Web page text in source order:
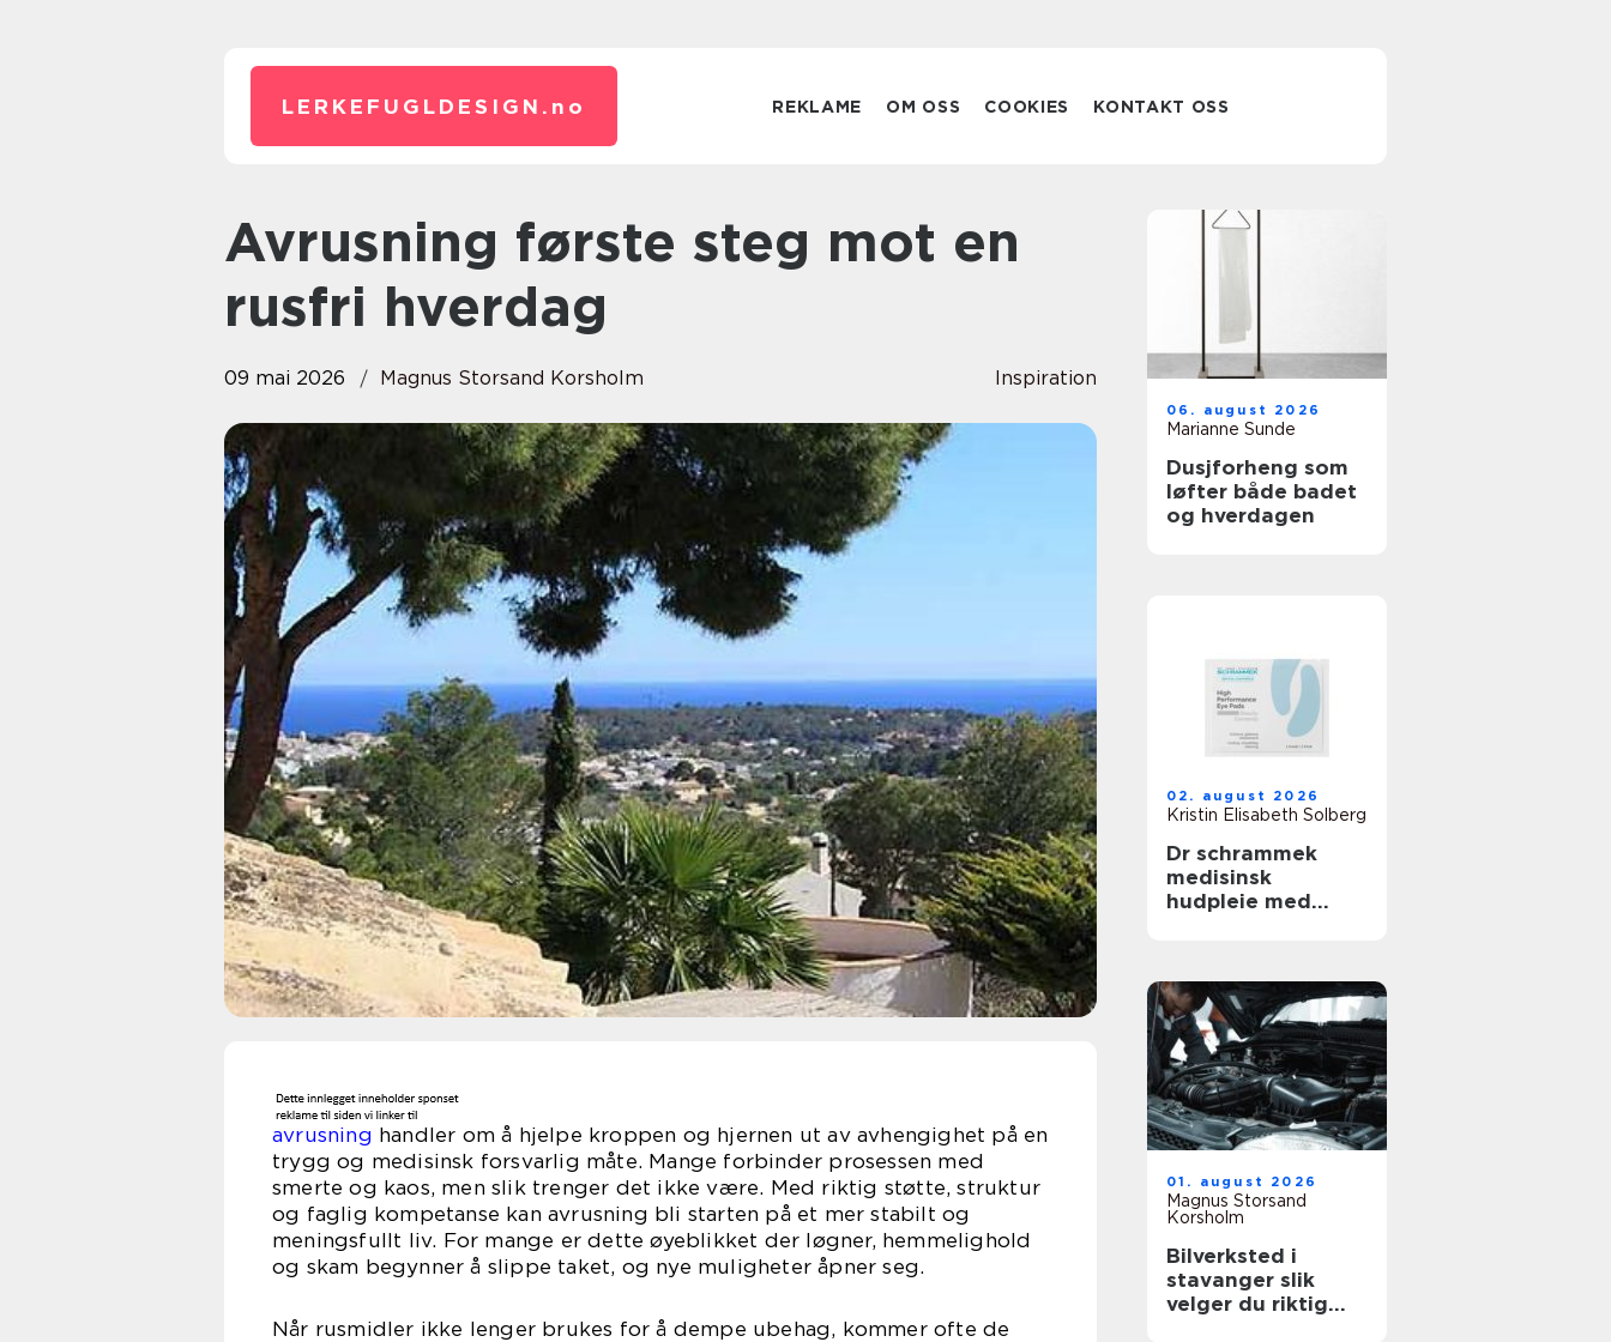
LERKEFUGLDESIGN. no REKLAME OM OSS COOKIES KONTAKT OSS
Avrusning første steg mot en
rusfri hverdag
09 mai 2026 Magnus Storsand Korsholm Inspiration
avrusning handler om å hjelpe kroppen og hjernen ut av avhengighet på en
trygg og medisinsk forsvarlig måte. Mange forbinder prosessen med
smerte og kaos, men slik trenger det ikke være. Med riktig støtte, struktur
og faglig kompetanse kan avrusning bli starten på et mer stabilt og
meningsfullt liv. For mange er dette øyeblikket der løgner, hemmelighold
og skam begynner å slippe taket, og nye muligheter åpner seg.
Når rusmidler ikke lenger brukes for å dempe ubehag, kommer ofte de
06. august 2026
Marianne Sunde
Dusjforheng som
løfter både badet
og hverdagen
02. august 2026
Kristin Elisabeth Solberg
Dr schrammek
medisinsk
hudpleie med
01. august 2026
Magnus Storsand
Korsholm
Bilverksted i
stavanger slik
velger du riktig